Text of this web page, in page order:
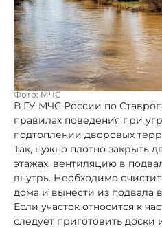
Фото: МЧС
В ГУ МЧС России по
правилах поведения при
подтоплении дворовых
Так, нужно плотно закрыть
этажах, вентиляцию в
внутрь. Необходимо
дома и вынести из подвала
Если участок относится к
следует приготовить доски